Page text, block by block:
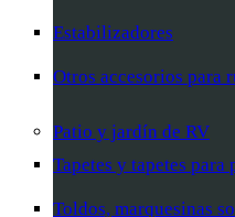
Estabilizadores
Otros accesorios para
Patio y jardín de RV
Tapetes y tapetes para
Toldos, marquesinas